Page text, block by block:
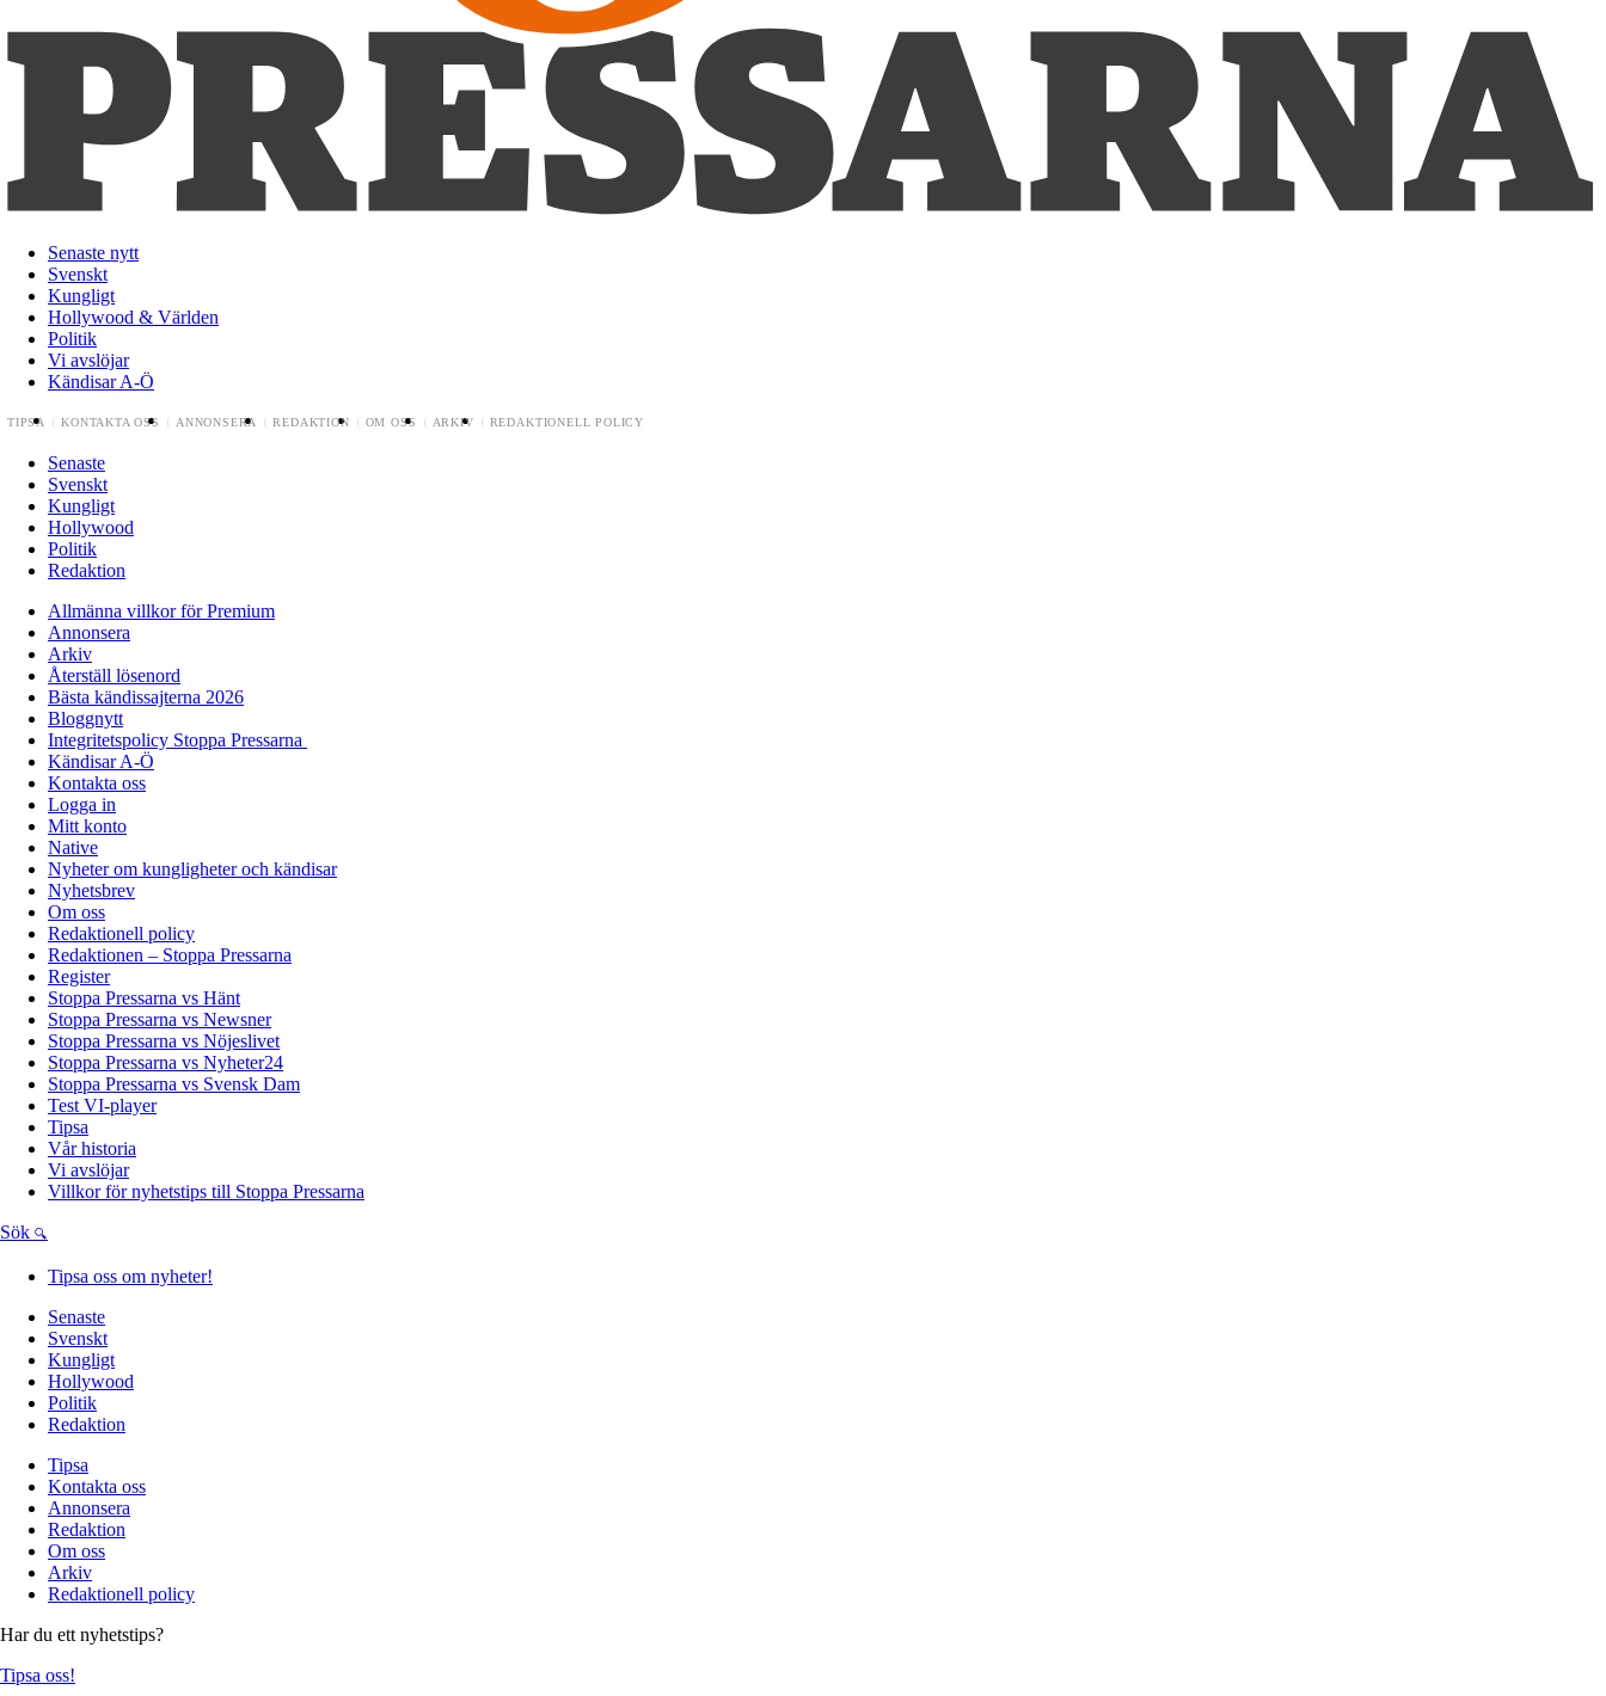
Senaste nytt
Svenskt
Kungligt
Hollywood & Världen
Politik
Vi avslöjar
Kändisar A-Ö
TIPSA KONTAKTA OSS ANNONSERA REDAKTION OM OSS ARKIV REDAKTIONELL POLICY
Senaste
Svenskt
Kungligt
Hollywood
Politik
Redaktion
Allmänna villkor för Premium
Annonsera
Arkiv
Återställ lösenord
Bästa kändissajterna 2026
Bloggnytt
Integritetspolicy Stoppa Pressarna
Kändisar A-Ö
Kontakta oss
Logga in
Mitt konto
Native
Nyheter om kungligheter och kändisar
Nyhetsbrev
Om oss
Redaktionell policy
Redaktionen – Stoppa Pressarna
Register
Stoppa Pressarna vs Hänt
Stoppa Pressarna vs Newsner
Stoppa Pressarna vs Nöjeslivet
Stoppa Pressarna vs Nyheter24
Stoppa Pressarna vs Svensk Dam
Test VI-player
Tipsa
Vår historia
Vi avslöjar
Villkor för nyhetstips till Stoppa Pressarna
Sök
Tipsa oss om nyheter!
Senaste
Svenskt
Kungligt
Hollywood
Politik
Redaktion
Tipsa
Kontakta oss
Annonsera
Redaktion
Om oss
Arkiv
Redaktionell policy
Har du ett nyhetstips?
Tipsa oss!